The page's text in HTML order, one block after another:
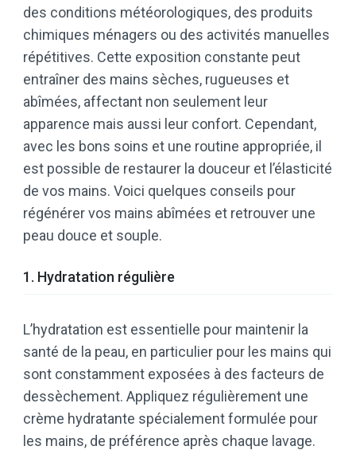
des conditions météorologiques, des produits
chimiques ménagers ou des activités manuelles
répétitives. Cette exposition constante peut
entraîner des mains sèches, rugueuses et
abîmées, affectant non seulement leur
apparence mais aussi leur confort. Cependant,
avec les bons soins et une routine appropriée, il
est possible de restaurer la douceur et l’élasticité
de vos mains. Voici quelques conseils pour
régénérer vos mains abîmées et retrouver une
peau douce et souple.
1. Hydratation régulière
L’hydratation est essentielle pour maintenir la
santé de la peau, en particulier pour les mains qui
sont constamment exposées à des facteurs de
dessèchement. Appliquez régulièrement une
crème hydratante spécialement formulée pour
les mains, de préférence après chaque lavage.